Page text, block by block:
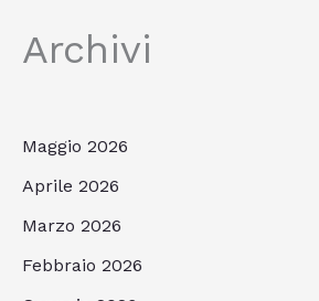
Archivi
Maggio 2026
Aprile 2026
Marzo 2026
Febbraio 2026